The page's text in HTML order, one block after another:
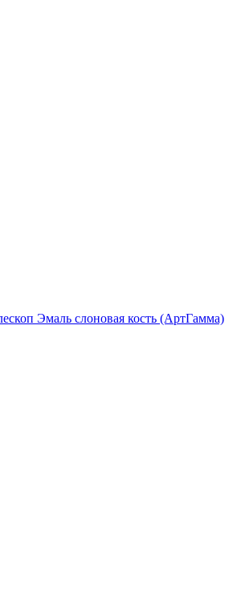
Эмаль слоновая кость (АртГамма)